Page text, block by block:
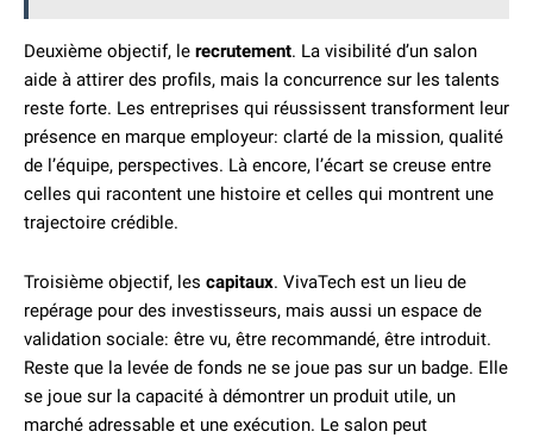
Deuxième objectif, le recrutement. La visibilité d’un salon
aide à attirer des profils, mais la concurrence sur les talents
reste forte. Les entreprises qui réussissent transforment leur
présence en marque employeur: clarté de la mission, qualité
de l’équipe, perspectives. Là encore, l’écart se creuse entre
celles qui racontent une histoire et celles qui montrent une
trajectoire crédible.
Troisième objectif, les capitaux. VivaTech est un lieu de
repérage pour des investisseurs, mais aussi un espace de
validation sociale: être vu, être recommandé, être introduit.
Reste que la levée de fonds ne se joue pas sur un badge. Elle
se joue sur la capacité à démontrer un produit utile, un
marché adressable et une exécution. Le salon peut